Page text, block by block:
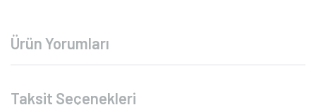
Ürün Yorumları
Taksit Seçenekleri